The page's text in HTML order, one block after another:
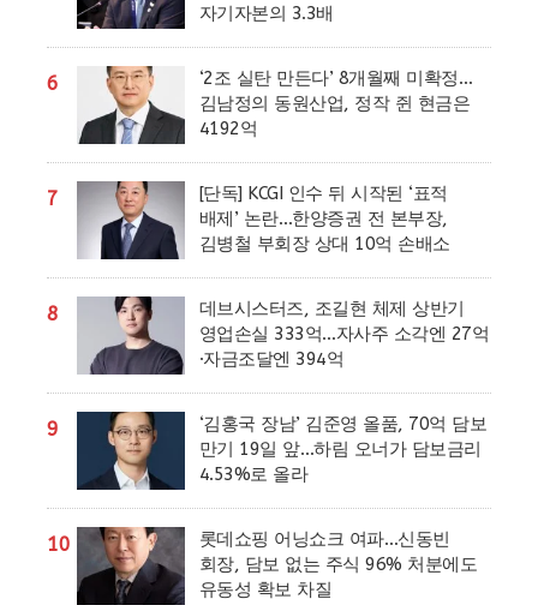
자기자본의 3.3배
6
‘2조 실탄 만든다’ 8개월째 미확정…
김남정의 동원산업, 정작 쥔 현금은
4192억
7
[단독] KCGI 인수 뒤 시작된 ‘표적
배제’ 논란…한양증권 전 본부장,
김병철 부회장 상대 10억 손배소
8
데브시스터즈, 조길현 체제 상반기
영업손실 333억…자사주 소각엔 27억
·자금조달엔 394억
9
‘김홍국 장남’ 김준영 올품, 70억 담보
만기 19일 앞…하림 오너가 담보금리
4.53%로 올라
10
롯데쇼핑 어닝쇼크 여파…신동빈
회장, 담보 없는 주식 96% 처분에도
유동성 확보 차질